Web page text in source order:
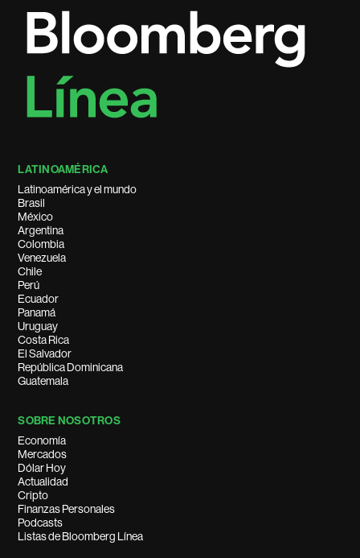
LATINOAMÉRICA
Latinoamérica y el mundo
Brasil
México
Argentina
Colombia
Venezuela
Chile
Perú
Ecuador
Panamá
Uruguay
Costa Rica
El Salvador
República Dominicana
Guatemala
SOBRE NOSOTROS
Economía
Mercados
Dólar Hoy
Actualidad
Cripto
Finanzas Personales
Podcasts
Listas de Bloomberg Línea